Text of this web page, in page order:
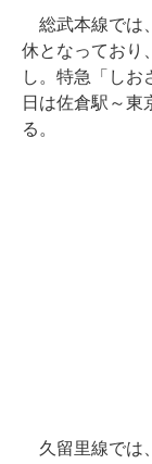
総武本線では
休となっており
し。特急「しお
日は佐倉駅～東
る。
久留里線では